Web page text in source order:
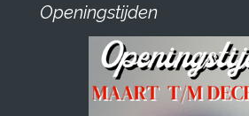
Openingstijden